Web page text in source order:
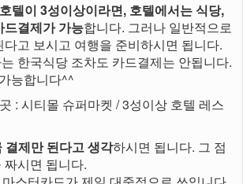
호텔이 3성이상이라면, 호텔에서는 식당,
드결제가 가능합니다. 그러나 일반적으로
고 보시고 여행을 준비하시면 됩니다.
한국식당 조차도 카드결제는 안됩니다.
능합니다^^
: 시티몰 슈퍼마켓 / 3성이상 호텔 레스
결제만 된다고 생각하시면 됩니다. 그 점
시면 됩니다.